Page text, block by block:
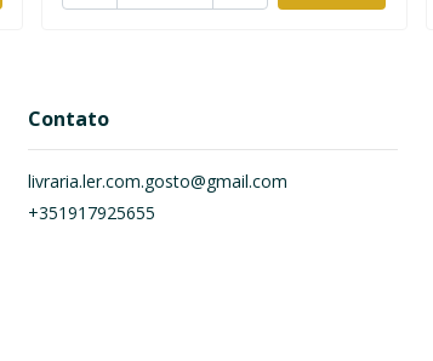
Contato
livraria.ler.com.gosto@gmail.com
+351917925655